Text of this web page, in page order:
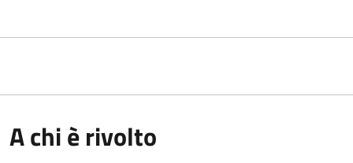
A chi è rivolto